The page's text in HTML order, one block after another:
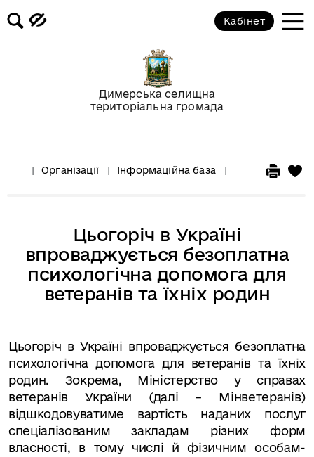
Димерська селищна
територіальна громада
Кабінет
Організації Інформаційна база Інформація
Цьогоріч в Україні
впроваджується безоплатна
психологічна допомога для
ветеранів та їхніх родин
Цьогоріч в Україні впроваджується безоплатна
психологічна допомога для ветеранів та їхніх
родин. Зокрема, Міністерство у справах
ветеранів України (далі – Мінветеранів)
відшкодовуватиме вартість наданих послуг
спеціалізованим закладам різних форм
власності, в тому числі й фізичним особам-